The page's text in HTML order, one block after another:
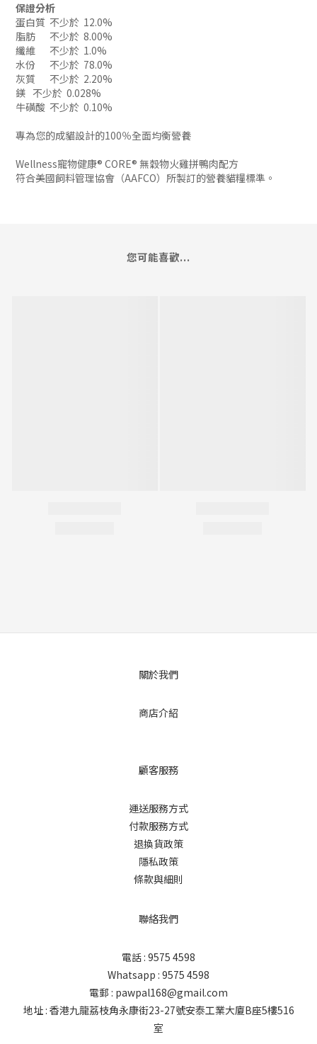
保證分析
蛋白質 不少於 12.0%
脂肪
不少於 8.00%
纖維
不少於 1.0%
水份
不少於 78.0%
灰質
不少於 2.20%
鎂 不少於 0.028%
牛磺酸 不少於 0.10%
專為您的成貓設計的100％全面均衡營養
Wellness寵物健康® CORE® 無穀物火雞拼鴨肉配方
符合美國飼料管理協會（AAFCO）所製訂的營養貓糧標準。
您可能喜歡...
關於我們
商店介紹
顧客服務
運送服務方式
付款服務方式
退換貨政策
隱私政策
條款與細則
聯絡我們
電話 : 9575 4598
Whatsapp : 9575 4598
電郵 : pawpal168@gmail.com
地址 : 香港九龍荔枝角永康街23-27號安泰工業大廈B座5樓516
室